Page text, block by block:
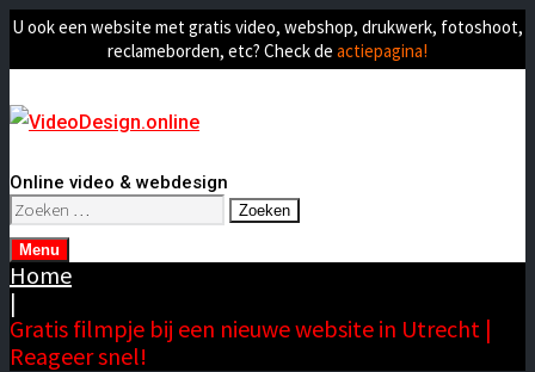
U ook een website met gratis video, webshop, drukwerk, fotoshoot,
reclameborden, etc? Check de actiepagina!
Online video & webdesign
Zoeken
naar:
Menu
Home
|
Gratis filmpje bij een nieuwe website in Utrecht |
Reageer snel!